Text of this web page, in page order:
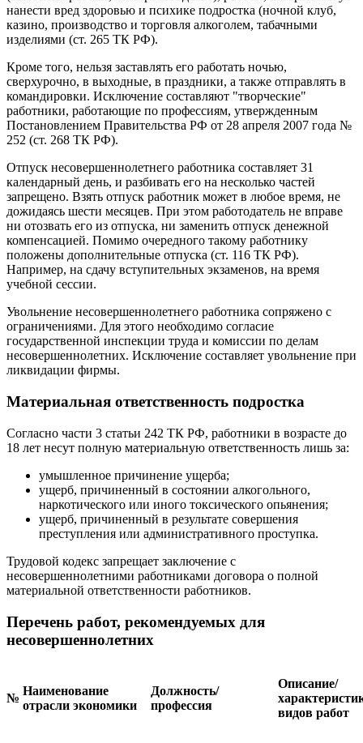
нанести вред здоровью и психике подростка (ночной клуб,
казино, производство и торговля алкоголем, табачными
изделиями (ст. 265 ТК РФ).
Кроме того, нельзя заставлять его работать ночью,
сверхурочно, в выходные, в праздники, а также отправлять в
командировки. Исключение составляют "творческие"
работники, работающие по профессиям, утвержденным
Постановлением Правительства РФ от 28 апреля 2007 года №
252 (ст. 268 ТК РФ).
Отпуск несовершеннолетнего работника составляет 31
календарный день, и разбивать его на несколько частей
запрещено. Взять отпуск работник может в любое время, не
дожидаясь шести месяцев. При этом работодатель не вправе
ни отозвать его из отпуска, ни заменить отпуск денежной
компенсацией. Помимо очередного такому работнику
положены дополнительные отпуска (ст. 116 ТК РФ).
Например, на сдачу вступительных экзаменов, на время
учебной сессии.
Увольнение несовершеннолетнего работника сопряжено с
ограничениями. Для этого необходимо согласие
государственной инспекции труда и комиссии по делам
несовершеннолетних. Исключение составляет увольнение при
ликвидации фирмы.
Материальная ответственность подростка
Согласно части 3 статьи 242 ТК РФ, работники в возрасте до
18 лет несут полную материальную ответственность лишь за:
умышленное причинение ущерба;
ущерб, причиненный в состоянии алкогольного,
наркотического или иного токсического опьянения;
ущерб, причиненный в результате совершения
преступления или административного проступка.
Трудовой кодекс запрещает заключение с
несовершеннолетними работниками договора о полной
материальной ответственности работников.
Перечень работ, рекомендуемых для
несовершеннолетних
№
Наименование
отрасли экономики
Должность/
профессия
Описание/
видов работ